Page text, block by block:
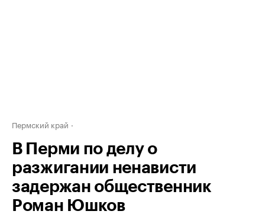
Пермский край
В Перми по делу о
разжигании ненависти
задержан общественник
Роман Юшков